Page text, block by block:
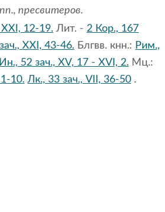
пресвитеров.
12-19. Лит. - 2 Кор., 167
XXI, 43-46. Блгвв. кнн.: Рим.,
Ин., 52 зач., XV, 17 - XVI, 2. Мц.:
10. Лк., 33 зач., VII, 36-50 .